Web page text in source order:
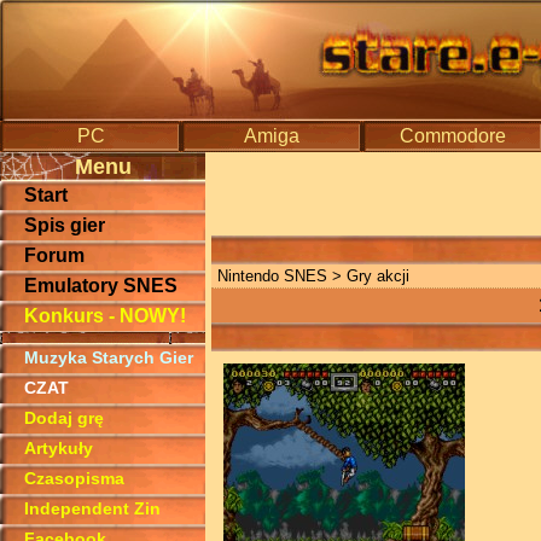
PC Amiga Commodore
Menu
Start
Spis gier
Forum
Emulatory SNES
Konkurs - NOWY!
Muzyka Starych Gier
CZAT
Dodaj grę
Artykuły
Czasopisma
Independent Zin
Nintendo SNES > Gry akcji